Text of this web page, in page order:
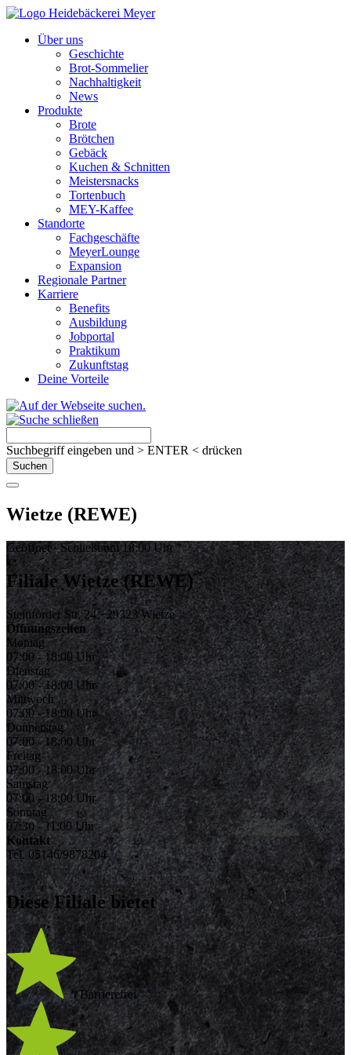
Über uns
Geschichte
Brot-Sommelier
Nachhaltigkeit
News
Produkte
Brote
Brötchen
Gebäck
Kuchen & Schnitten
Meistersnacks
Tortenbuch
MEY-Kaffee
Standorte
Fachgeschäfte
MeyerLounge
Expansion
Regionale Partner
Karriere
Benefits
Ausbildung
Jobportal
Praktikum
Zukunftstag
Deine Vorteile
Suchbegriff eingeben und > ENTER < drücken
Wietze (REWE)
Geöffnet · Schließt um 18:00 Uhr
Filiale Wietze (REWE)
Steinförder Str. 24 · 29323 Wietze
Öffnungszeiten
Montag
07:00 - 18:00 Uhr
Dienstag
07:00 - 18:00 Uhr
Mittwoch
07:00 - 18:00 Uhr
Donnerstag
07:00 - 18:00 Uhr
Freitag
07:00 - 18:00 Uhr
Samstag
07:00 - 18:00 Uhr
Sonntag
07:30 - 11:00 Uhr
Kontakt
Tel. 05146/9878204
Diese Filiale bietet
Barrierefrei